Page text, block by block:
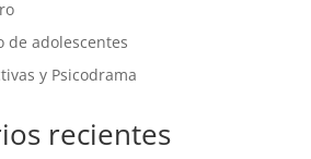
de adolescentes
y Psicodrama
recientes